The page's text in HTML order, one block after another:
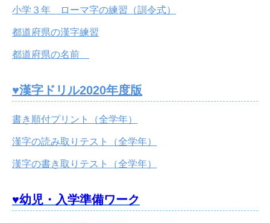
小学３年 ローマ字の練習（訓令式）
都道府県の漢字練習
都道府県の名前
♥漢字ドリル2020年度版
書き順付プリント（全学年）
漢字の読み取りテスト（全学年）
漢字の書き取りテスト（全学年）
♥幼児・入学準備ワーク